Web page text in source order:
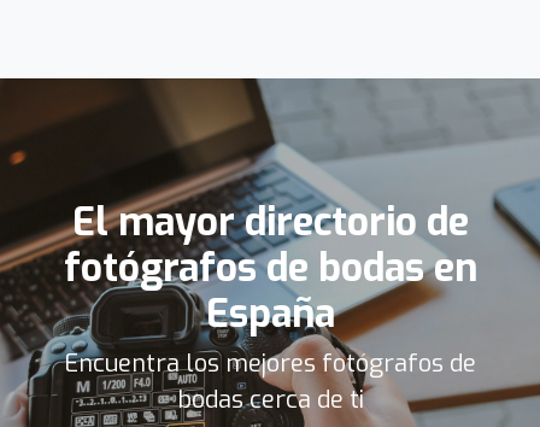
El mayor directorio de
fotógrafos de bodas en
España
Encuentra los mejores fotógrafos de
bodas cerca de ti